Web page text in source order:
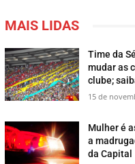
MAIS LIDAS
Time da
mudar as
clube;
15 de
Mulher é
a
da Capital